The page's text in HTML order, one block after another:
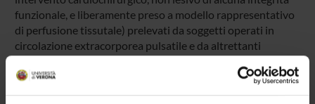
funzionale, e liberamente preso a modello rappresentativo
di perfusione tissutale) prelevati da soggetti operati in
circolazione extracorporea pulsatile e da altrettanti
pazienti operati in circolazione extracorporea non pulsatile,
verranno sottoposti a valutazione comparativa delle
caratteristiche istologiche, morfometriche,